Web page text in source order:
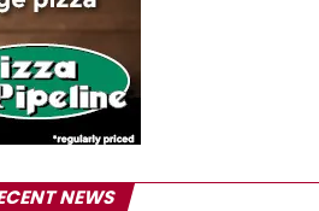
NEWS